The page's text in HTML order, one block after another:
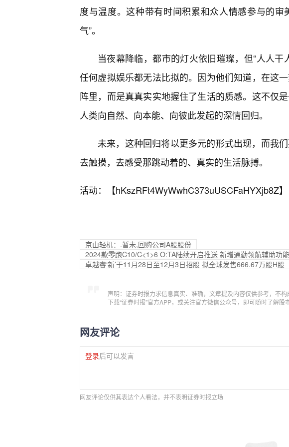
度与温度。这种带有时间积累和众人情感参与的审
气”。
当夜幕降临，都市的灯火依旧璀璨，但“人人
任何虚拟娱乐都无法比拟的。因为他们知道，在这
阵里，而是真真实实地握住了生活的质感。这不仅
人类向自然、向本能、向彼此发起的深情回归。
未来，这种回归将以更多元的形式出现，而我
去触摸，去感受那跳动着的、真实的生活脉搏。
活动：【hKszRFt4WyWwhC373uUSCFaHYXjb8Z】
京山轻机：.暂未,回购公司A股股份
2024款零跑C10/C<1>6 O:TA陆续开启推送 新增通勤领航辅助功
卓越睿‘新’于11月28日至12月3日招股 拟全球发售666.67万股H股
声明：证券时报力求信息真实、准确，文章提及内容仅供参考，不
下载“证券时报”官方APP，或关注官方微信公众号，即可随时了解股
网友评论
登录后可以发言
网友评论仅供其表达个人看法，并不表明证券时报立场